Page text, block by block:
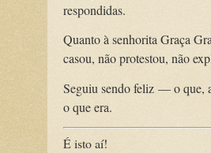
respondidas.
Quanto à senhorita Graça
casou, não protestou, não
Seguiu sendo feliz — o que,
o que era.
É isto aí!